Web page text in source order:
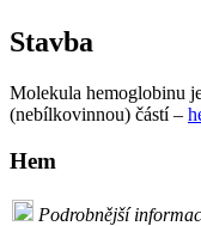
Stavba
Molekula hemoglobinu
(nebílkovinnou) částí –
Hem
Podrobnější